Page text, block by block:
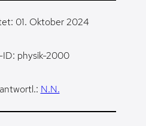
01. Oktober 2024
physik-2000
N.N.